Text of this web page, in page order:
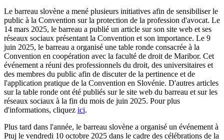
Le barreau slovène a mené plusieurs initiatives afin de sensibiliser le
public à la Convention sur la protection de la profession d'avocat. Le
14 mars 2025, le barreau a publié un article sur son site web et ses
réseaux sociaux présentant la Convention et son importance. Le 9
juin 2025, le barreau a organisé une table ronde consacrée à la
Convention en coopération avec la faculté de droit de Maribor. Cet
événement a réuni des professionnels du droit, des universitaires et
des membres du public afin de discuter de la pertinence et de
l'application pratique de la Convention en Slovénie. D'autres articles
sur la table ronde ont été publiés sur le site web du barreau et sur les
réseaux sociaux à la fin du mois de juin 2025. Pour plus
d'informations, cliquez ici.
Plus tard dans l'année, le barreau slovène a organisé un événement à
Ptuj le vendredi 10 octobre 2025 dans le cadre des célébrations de la